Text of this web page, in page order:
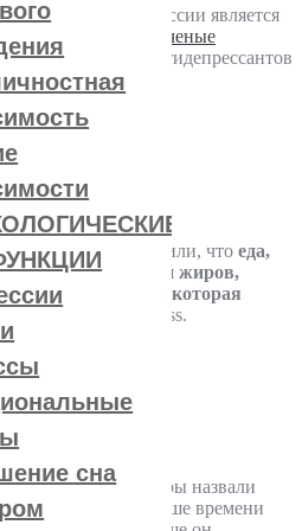
лечения депрессии является
британские ученые
использование антидепрессантов
веса.
установили, что еда,
углеводов и жиров,
сродни той, которая
, пишет MedicalXpress.
в детстве. Педиатры назвали
ожирения. Чем больше времени
сна